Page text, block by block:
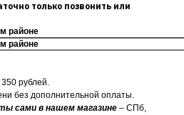
только позвонить или
районе
районе
рублей.
без дополнительной оплаты.
сами в нашем магазине – СПб,